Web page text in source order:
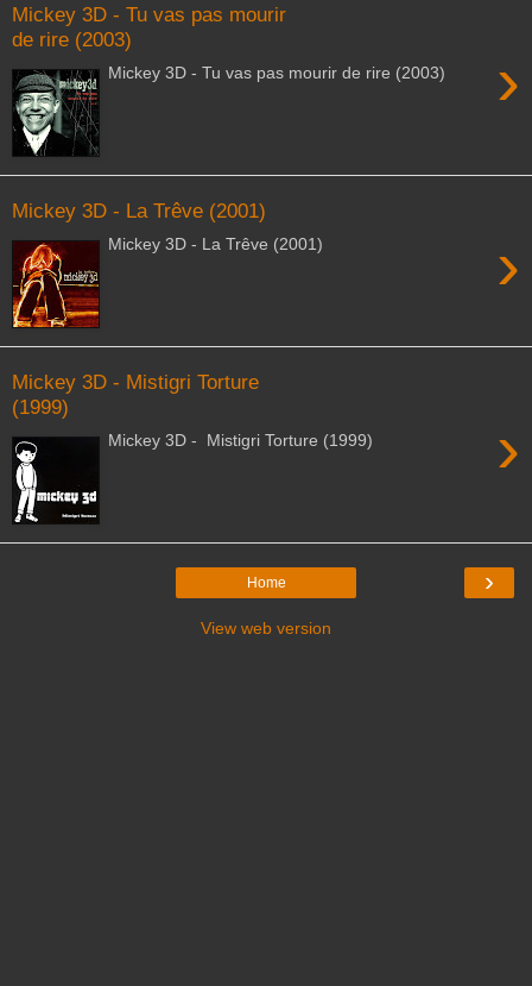
Mickey 3D - Tu vas pas mourir
de rire (2003)
›
Mickey 3D - Tu vas pas mourir de rire (2003)
Mickey 3D - La Trêve (2001)
›
Mickey 3D - La Trêve (2001)
Mickey 3D - Mistigri Torture
(1999)
›
Mickey 3D - Mistigri Torture (1999)
›
Home
View web version